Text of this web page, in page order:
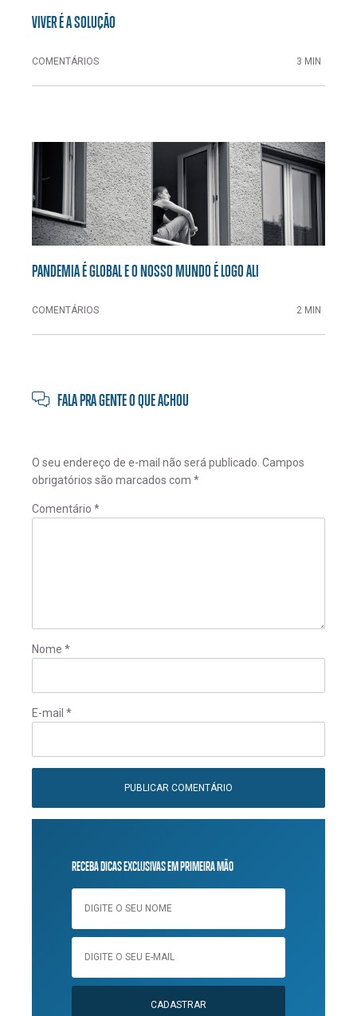
VIVER É A SOLUÇÃO
COMENTÁRIOS 3 MIN
PANDEMIA É GLOBAL E O NOSSO MUNDO É LOGO ALI
COMENTÁRIOS 2 MIN
FALA PRA GENTE O QUE ACHOU
O seu endereço de e-mail não será publicado. Campos
obrigatórios são marcados com *
Comentário *
Nome *
E-mail *
RECEBA DICAS EXCLUSIVAS EM PRIMEIRA MÃO
CADASTRAR